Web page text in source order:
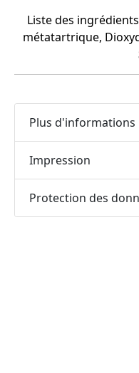
Liste des
métatartrique,
Plus d'informations
Impression
Protection des